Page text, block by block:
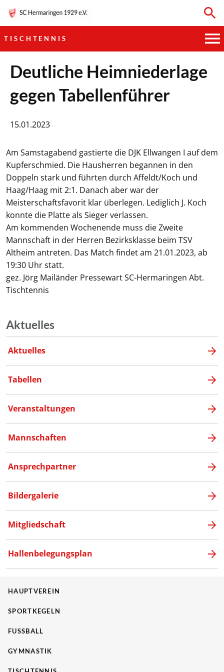
TISCHTENNIS
HAUPTVEREIN
SPORTKEGELN
TISCHTENNIS
BOGENSCHIESSEN
Deutliche Heimniederlage
gegen Tabellenführer
15.01.2023
Am Samstagabend gastierte die DJK Ellwangen I auf dem
Kupferschmied. Die Hausherren begannen in den
Doppeln stark und führten durch Affeldt/Koch und
Haag/Haag mit 2:1. Danach aber war der
Meisterschaftsfavorit klar überlegen. Lediglich J. Koch
konnte die Platte als Sieger verlassen.
Am kommenden Wochenende muss die Zweite
Mannschaft in der Herren Bezirksklasse beim TSV
Altheim antreten. Das Match findet am 21.01.2023, ab
19:30 Uhr statt.
gez. Jörg Mailänder Pressewart SC-Hermaringen Abt.
Tischtennis
Aktuelles
Aktuelles
Tabellen
Veranstaltungen
Mannschaften
Ansprechpartner
Bildergalerie
Mitgliedschaft
Hallenbelegungsplan
HAUPTVEREIN
SPORTKEGELN
FUSSBALL
GYMNASTIK